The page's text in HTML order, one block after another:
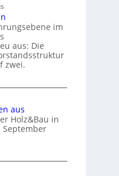
im
aus: Die
zwei.
aus
Holz&Bau in
September